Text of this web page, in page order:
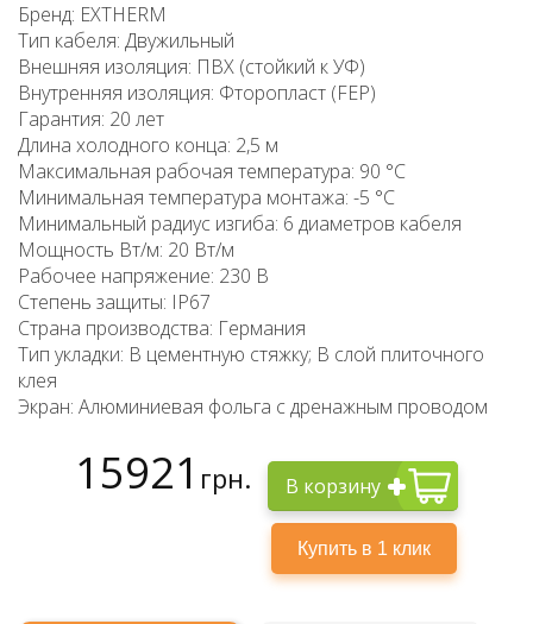
Бренд: EXTHERM
Тип кабеля: Двужильный
Внешняя изоляция: ПВХ (стойкий к УФ)
Внутренняя изоляция: Фторопласт (FEP)
Гарантия: 20 лет
Длина холодного конца: 2,5 м
Максимальная рабочая температура: 90 °C
Минимальная температура монтажа: -5 °C
Минимальный радиус изгиба: 6 диаметров кабеля
Мощность Вт/м: 20 Вт/м
Рабочее напряжение: 230 В
Степень защиты: IP67
Страна производства: Германия
Тип укладки: В цементную стяжку; В слой плиточного
клея
Экран: Алюминиевая фольга с дренажным проводом
15921 грн. В корзину